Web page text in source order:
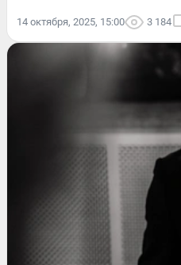
14 октября, 2025, 15:00 3 184